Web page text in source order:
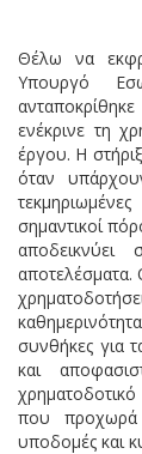
Θέλω να
Υπουργό
ενέκρινε τη
έργου. Η
όταν
σημαντικοί
αποδεικνύει
αποτελέσματα.
συνθήκες για
και
που προχωρά
υποδομές και